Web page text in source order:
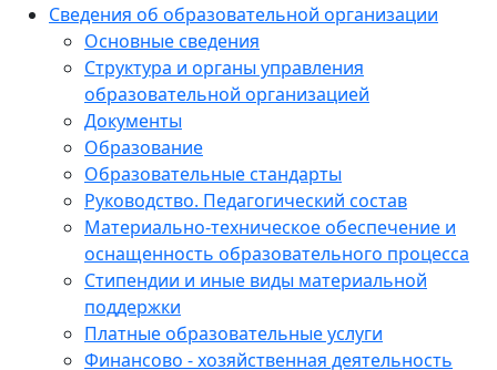
Сведения об образовательной организации
Основные сведения
Структура и органы управления
образовательной организацией
Документы
Образование
Образовательные стандарты
Руководство. Педагогический состав
Материально-техническое обеспечение и
оснащенность образовательного процесса
Стипендии и иные виды материальной
поддержки
Платные образовательные услуги
Финансово - хозяйственная деятельность